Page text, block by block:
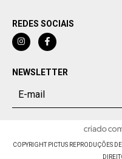
REDES SOCIAIS
NEWSLETTER
COPYRIGHT PICTUS REPRODUÇÕES